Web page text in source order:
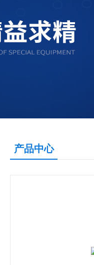
产品中心